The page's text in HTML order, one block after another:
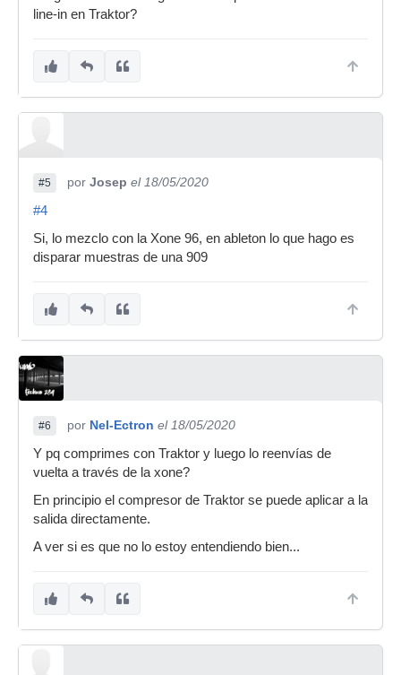
line-in en Traktor?
#5 por Josep el 18/05/2020
#4
Si, lo mezclo con la Xone 96, en ableton lo que hago es
disparar muestras de una 909
#6 por Nel-Ectron el 18/05/2020
Y pq comprimes con Traktor y luego lo reenvías de
vuelta a través de la xone?
En principio el compresor de Traktor se puede aplicar a la
salida directamente.
A ver si es que no lo estoy entendiendo bien...